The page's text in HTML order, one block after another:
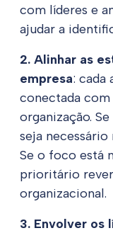
com líderes e
ajudar a
2. Alinhar as
empresa: cada
conectada
organização.
seja
Se o foco está
prioritário
organizacional.
3. Envolver os